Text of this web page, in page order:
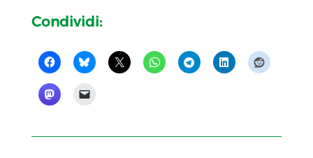
Condividi: